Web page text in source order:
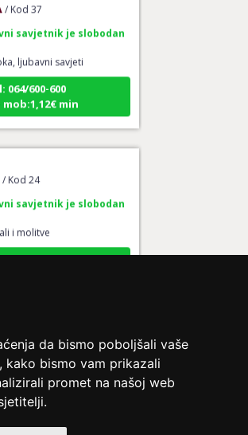
da bismo poboljšali vaše
kako bismo vam prikazali
promet na našoj web
ljubavni savjeti
064/600-600
mob:1,12€ min
i molitve
064/600-600
- MAGDALENA/ Kod 36
savjetnik je slobodan